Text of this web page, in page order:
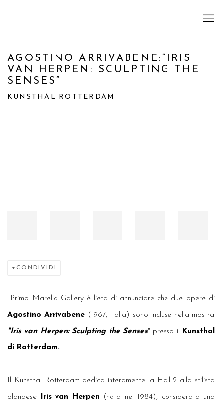
AGOSTINO ARRIVABENE:“IRIS
VAN HERPEN: SCULPTING THE
SENSES”
KUNSTHAL ROTTERDAM
CONDIVIDI
Primo Marella Gallery è lieta di annunciare che due opere di
Agostino Arrivabene(1967, Italia) sono incluse nella mostra
"Iris van Herpen: Sculpting the Senses" presso il Kunsthal
di Rotterdam.
Il Kunsthal Rotterdam dedica interamente la Hall 2 alla stilista
olandese Iris van Herpen (nata nel 1984), considerata una